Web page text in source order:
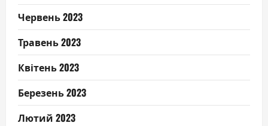
Червень 2023
Травень 2023
Квітень 2023
Березень 2023
Лютий 2023